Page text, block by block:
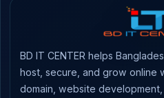
BD IT CENTER helps
host, secure, and grow online
domain, website development,